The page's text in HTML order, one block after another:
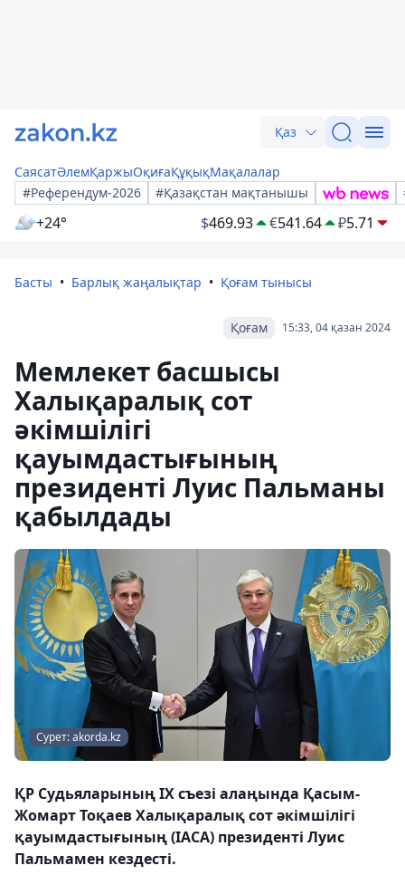
Қаз
СаясатӘлемҚаржыОқиғаҚұқықМақалалар
#Референдум-2026
#Қазақстан мақтанышы
+24° $469.93 €541.64 ₽5.71
Басты Барлық жаңалықтар Қоғам тынысы
15:33, 04 қазан 2024
Қоғам
Мемлекет басшысы
Халықаралық сот
әкімшілігі
қауымдастығының
президенті Луис Пальманы
қабылдады
Сурет: akorda.kz
ҚР Судьяларының IX съезі алаңында Қасым-
Жомарт Тоқаев Халықаралық сот әкімшілігі
қауымдастығының (IACA) президенті Луис
Пальмамен кездесті.